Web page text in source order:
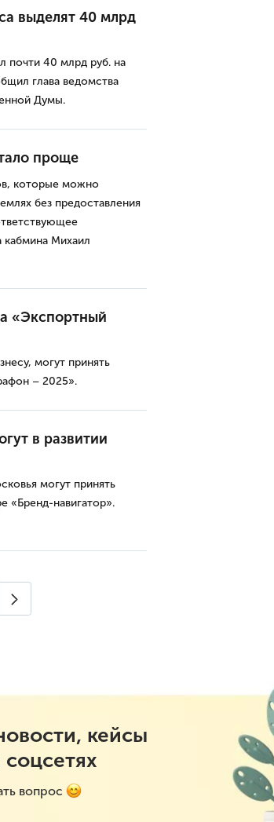
выделят 40 млрд
почти 40 млрд руб. на
глава ведомства
Думы.
проще
которые можно
без предоставления
кабмина Михаил
«Экспортный
могут принять
– 2025».
в развитии
могут принять
«Бренд-навигатор».
кейсы
вопрос